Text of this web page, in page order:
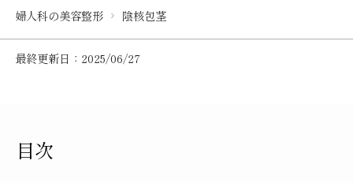
婦人科の美容整形 陰核包茎
最終更新日：2025/06/27
目次